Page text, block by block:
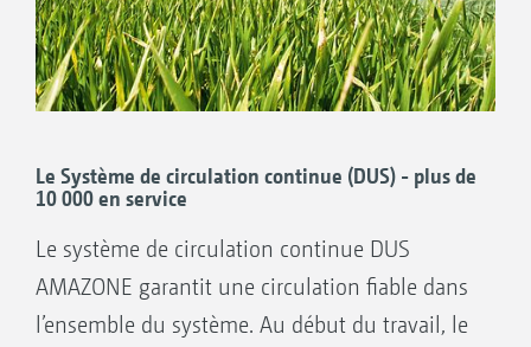
Le Système de circulation continue (DUS) - plus de
10 000 en service
Le système de circulation continue DUS
AMAZONE garantit une circulation fiable dans
l’ensemble du système. Au début du travail, le